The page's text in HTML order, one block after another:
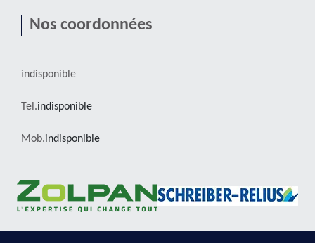
Nos coordonnées
indisponible
Tel.indisponible
Mob.indisponible